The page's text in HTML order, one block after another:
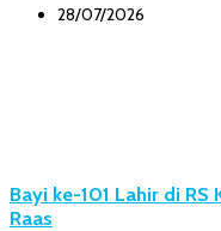
28/07/2026
Bayi ke-101 Lahir di
Raas